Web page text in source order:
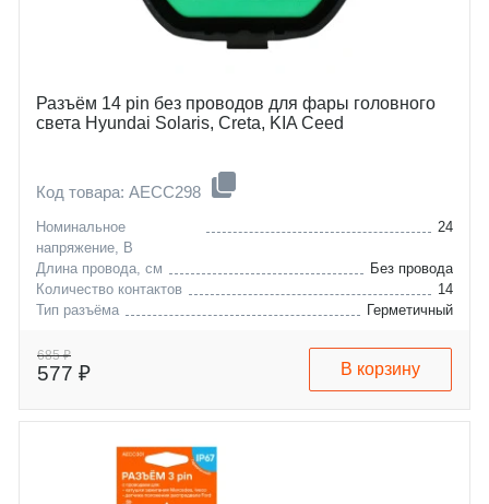
Разъём 14 pin без проводов для фары головного
света Hyundai Solaris, Creta, KIA Ceed
Код товара: AECC298
Номинальное
напряжение, В
24
Длина провода, см
Без провода
Количество контактов
14
Тип разъёма
Герметичный
kia
solaris
685 ₽
577 ₽ В корзину